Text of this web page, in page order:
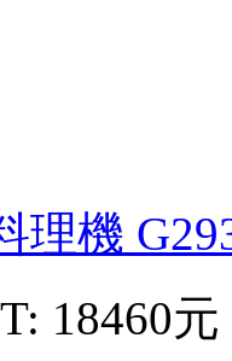
理機
18460元